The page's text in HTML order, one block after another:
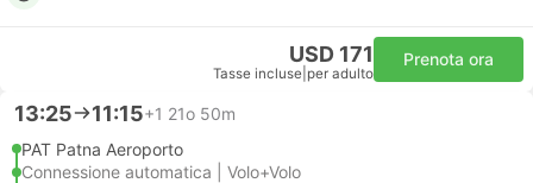
USD 171
Tasse incluse per adulto
Prenota ora
13:25 11:15+1 21o 50m
PAT Patna Aeroporto
Connessione automatica | Volo+Volo